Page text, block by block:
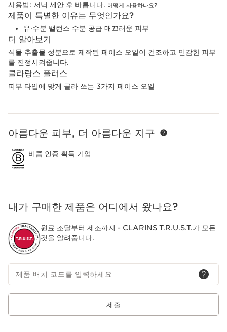
사용법: 저녁 세안 후 바릅니다. 어떻게 사용하나요?
제품이 특별한 이유는 무엇인가요?
유·수분 밸런스 수분 공급 매끄러운 피부
더 알아보기
식물 추출물 성분으로 제작된 페이스 오일이 건조하고 민감한 피부
를 진정시켜줍니다.
클라랑스 플러스
피부 타입에 맞게 골라 쓰는 3가지 페이스 오일
컨텐츠로 이동하기
아름다운 피부, 더 아름다운 지구
비콥 인증 획득 기업
내가 구매한 제품은 어디에서 왔나요?
원료 조달부터 제조까지 - CLARINS T.R.U.S.T.가 모든
것을 알려줍니다.
제품 배치 코드를 입력하세요
제출